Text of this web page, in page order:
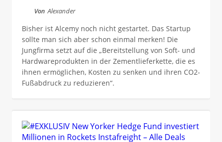
Von Alexander
Bisher ist Alcemy noch nicht gestartet. Das Startup
sollte man sich aber schon einmal merken! Die
Jungfirma setzt auf die „Bereitstellung von Soft- und
Hardwareprodukten in der Zementlieferkette, die es
ihnen ermöglichen, Kosten zu senken und ihren CO2-
Fußabdruck zu reduzieren“.